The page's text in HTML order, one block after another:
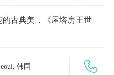
古典美，《屋塔房王世

韩国